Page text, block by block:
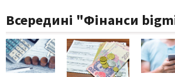
Всередині "Фінанси